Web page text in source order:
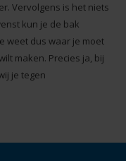
Vervolgens is het niets
kun je de bak
weet dus waar je moet
maken. Precies ja, bij
je tegen